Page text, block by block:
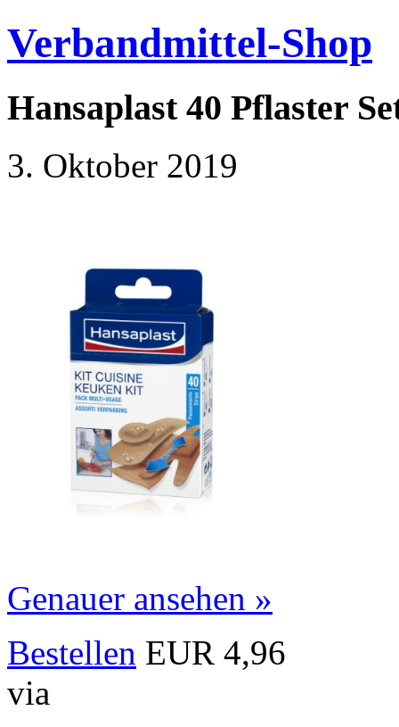
Verbandmittel-Shop
Hansaplast 40 Pflaster
3. Oktober 2019
Genauer ansehen »
Bestellen EUR 4,96
via